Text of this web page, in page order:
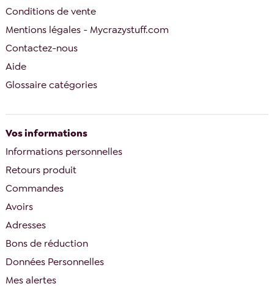
Conditions de vente
Mentions légales - Mycrazystuff.com
Contactez-nous
Aide
Glossaire catégories
Vos informations
Informations personnelles
Retours produit
Commandes
Avoirs
Adresses
Bons de réduction
Données Personnelles
Mes alertes